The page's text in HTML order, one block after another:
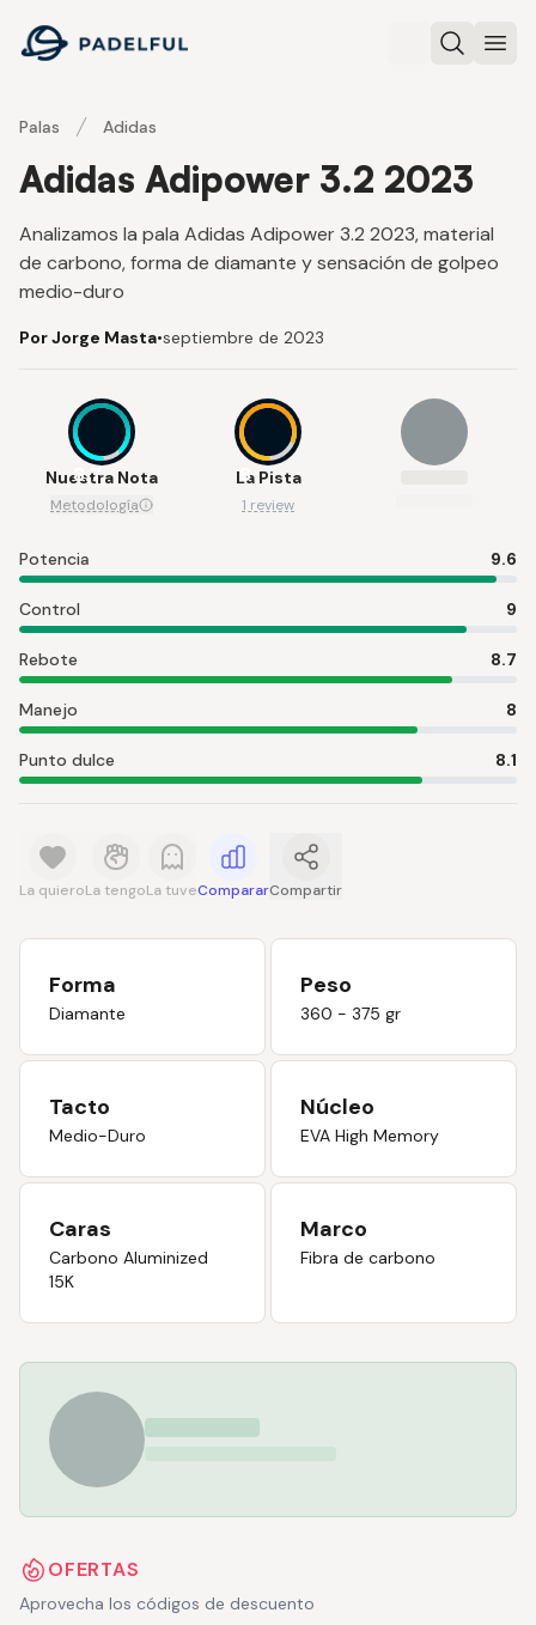
Padelful
Buscar
Palas Adidas
Adidas Adipower 3.2 2023
Analizamos la pala Adidas Adipower 3.2 2023, material
de carbono, forma de diamante y sensación de golpeo
medio-duro
Por Jorge Masta•septiembre de 2023
8.7
Nuestra Nota
Metodología
8
La Pista
1 review
Potencia 9.6
Control 9
Rebote 8.7
Manejo 8
Punto dulce 8.1
La quieroLa tengoLa tuveCompararCompartir
Forma
Diamante
Peso
360 - 375 gr
Tacto
Medio-Duro
Núcleo
EVA High Memory
Caras
Carbono Aluminized
15K
Marco
Fibra de carbono
OFERTAS
Aprovecha los códigos de descuento